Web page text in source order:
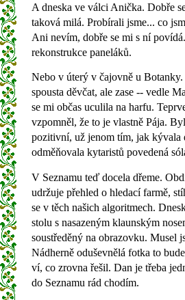
A dneska ve válci Anička. Dobře
taková milá. Probírali jsme... co
Ani nevím, dobře se mi s ní
rekonstrukce paneláků.
Nebo v úterý v čajovně u
spousta děvčat, ale zase -- vedle
se mi občas uculila na harfu.
vzpomněl, že to je vlastně Pája.
pozitivní, už jenom tím, jak kývala
odměňovala kytaristů povedená
V Seznamu teď docela dřeme.
udržuje přehled o hledací farmě,
se v těch našich algoritmech.
stolu s nasazeným klaunským
soustředěný na obrazovku. Musel
Nádherně oduševnělá fotka to
ví, co zrovna řešil. Dan je třeba
do Seznamu rád chodím.